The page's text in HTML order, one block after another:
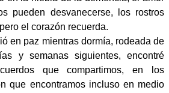
pueden desvanecerse, los rostros
el corazón recuerda.
en paz mientras dormía, rodeada de
y semanas siguientes, encontré
que compartimos, en los
que encontramos incluso en medio